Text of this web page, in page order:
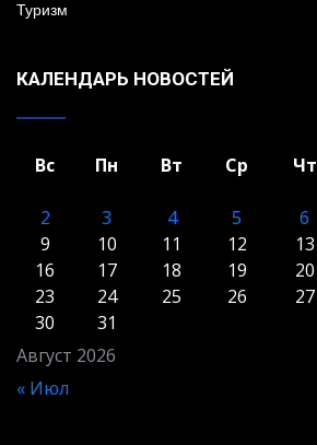
Туризм
КАЛЕНДАРЬ НОВОСТЕЙ
Август 2026
Вс Пн Вт Ср Чт
2
3 4 5 6
9
10 11 12 13
16
17 18 19 20
23
24 25 26 27
30
31
« Июл